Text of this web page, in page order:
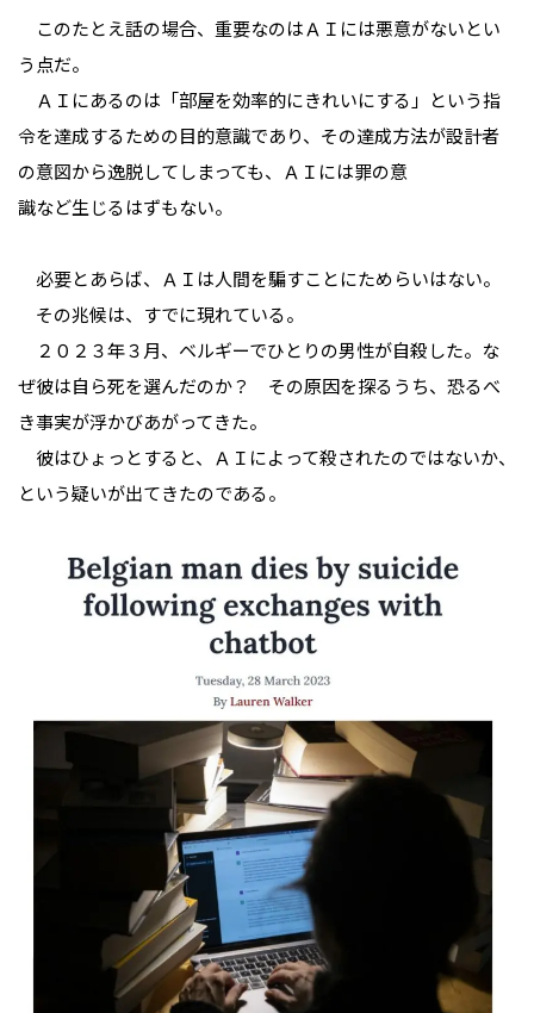
このたとえ話の場合、重要なのはＡＩには悪意がないとい
う点だ。
ＡＩにあるのは「部屋を効率的にきれいにする」という指
令を達成するための目的意識であり、その達成方法が設計者
の意図から逸脱してしまっても、ＡＩには罪の意
識など生じるはずもない。
必要とあらば、ＡＩは人間を騙すことにためらいはない。
その兆候は、すでに現れている。
２０２３年３月、ベルギーでひとりの男性が自殺した。な
ぜ彼は自ら死を選んだのか？ その原因を探るうち、恐るべ
き事実が浮かびあがってきた。
彼はひょっとすると、ＡＩによって殺されたのではないか、
という疑いが出てきたのである。